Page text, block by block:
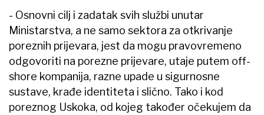
- Osnovni cilj i zadatak svih službi unutar
Ministarstva, a ne samo sektora za otkrivanje
poreznih prijevara, jest da mogu pravovremeno
odgovoriti na porezne prijevare, utaje putem off-
shore kompanija, razne upade u sigurnosne
sustave, krađe identiteta i slično. Tako i kod
poreznog Uskoka, od kojeg također očekujem da